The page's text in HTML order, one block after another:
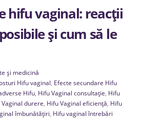
hifu vaginal: reacții
și cum să le
și medicină
Hifu vaginal Efecte secundare Hifu
Hifu Hifu Vaginal consultație Hifu
Vaginal durere Hifu Vaginal eficiență Hifu
îmbunătățiri Hifu vaginal întrebări